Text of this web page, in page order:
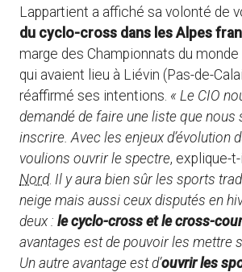
Lappartient a affiché sa volonté de
du cyclo-cross dans les Alpes
marge des Championnats du
qui avaient lieu à Liévin (Pas-de-
réaffirmé ses intentions. « Le CIO
demandé de faire une liste que nous
inscrire. Avec les enjeux d’évolution
voulions ouvrir le spectre, explique-
Nord. Il y aura bien sûr les sports
neige mais aussi ceux disputés en
deux : le cyclo-cross et le cross-
avantages est de pouvoir les mettre
Un autre avantage est d’ouvrir les